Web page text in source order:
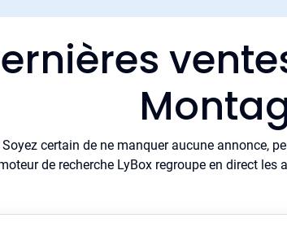
Soyez certain de ne manquer aucune annonce,
de recherche LyBox regroupe en direct